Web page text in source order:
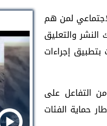
لمن هم
النشر والتعليق
بتطبيق إجراءات
الإمارات أن القرار يمنع الأطفال دون 15 عاماً من التفاعل على
حماية الفئات